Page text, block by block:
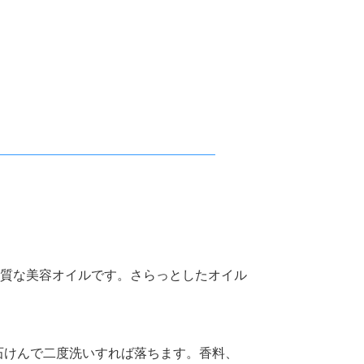
な美容オイルです。さらっとしたオイル
んで二度洗いすれば落ちます。香料、